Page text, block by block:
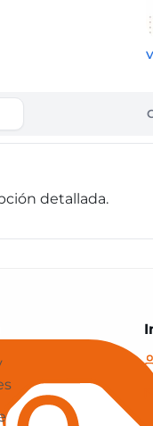
detallada.